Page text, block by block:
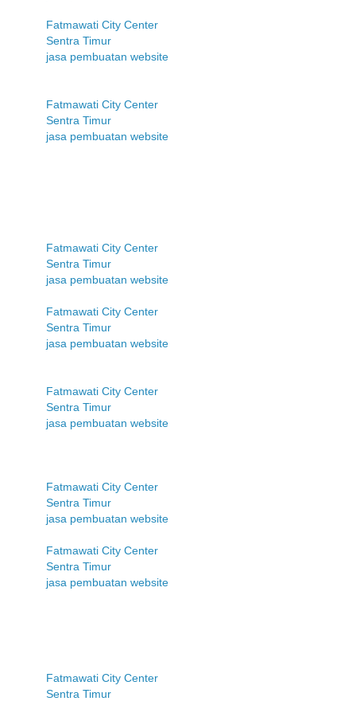
Fatmawati City Center
Sentra Timur
jasa pembuatan website
Fatmawati City Center
Sentra Timur
jasa pembuatan website
Fatmawati City Center
Sentra Timur
jasa pembuatan website
Fatmawati City Center
Sentra Timur
jasa pembuatan website
Fatmawati City Center
Sentra Timur
jasa pembuatan website
Fatmawati City Center
Sentra Timur
jasa pembuatan website
Fatmawati City Center
Sentra Timur
jasa pembuatan website
Fatmawati City Center
Sentra Timur